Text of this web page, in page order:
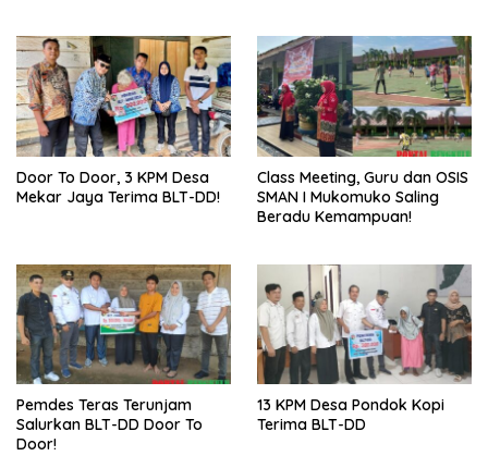
Door To Door, 3 KPM Desa
Mekar Jaya Terima BLT-DD!
Class Meeting, Guru dan OSIS
SMAN I Mukomuko Saling
Beradu Kemampuan!
Pemdes Teras Terunjam
Salurkan BLT-DD Door To
Door!
13 KPM Desa Pondok Kopi
Terima BLT-DD